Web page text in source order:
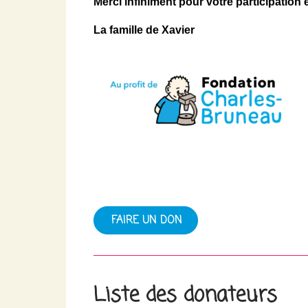
La famille de Xavier
FAIRE UN DON
Liste des donateurs